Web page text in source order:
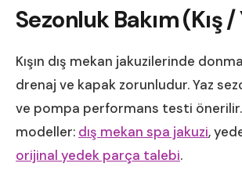
Sezonluk Bakım (Kış /
Kışın dış mekan jakuzilerinde
drenaj ve kapak zorunludur. Yaz
ve pompa performans testi önerilir.
modeller: dış mekan spa jakuzi,
orijinal yedek parça talebi.